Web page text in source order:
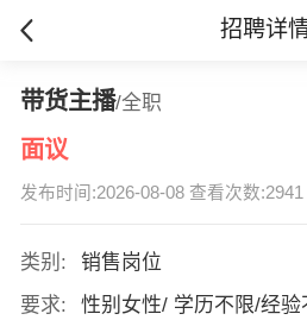
招聘详
带货主播/全职
面议
发布时间:2026-08-08 查看次数:2941
类别:
销售岗位
要求:
性别女性/ 学历不限/经验